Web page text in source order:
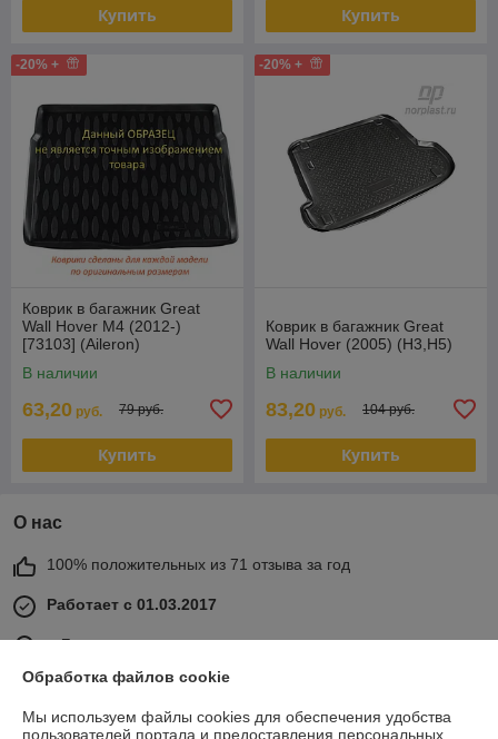
Купить Купить
-20% +
Коврик в багажник Great
Wall Hover M4 (2012-)
[73103] (Aileron)
В наличии
63,20 руб. 79 руб.
Купить
-20% +
Коврик в багажник Great
Wall Hover (2005) (H3,H5)
В наличии
83,20 руб. 104 руб.
Купить
О нас
100% положительных из 71 отзыва за год
Работает с 01.03.2017
г. Гомель
Обработка файлов cookie
Мы используем файлы cookies для обеспечения удобства
пользователей портала и предоставления персональных